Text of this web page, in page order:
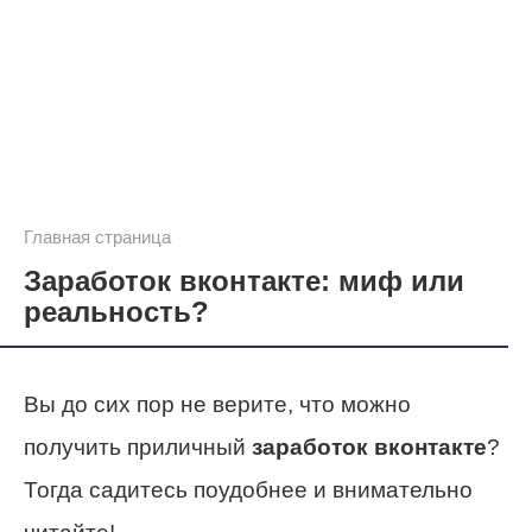
Главная страница
Заработок вконтакте: миф или
реальность?
Вы до сих пор не верите, что можно
получить приличный заработок вконтакте?
Тогда садитесь поудобнее и внимательно